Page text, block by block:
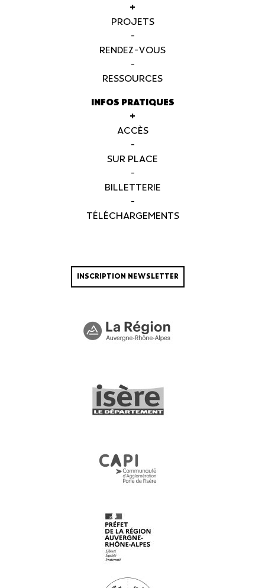
+
PROJETS
-
RENDEZ-VOUS
-
RESSOURCES
INFOS PRATIQUES
+
ACCÈS
-
SUR PLACE
-
BILLETTERIE
-
TÉLÉCHARGEMENTS
INSCRIPTION NEWSLETTER